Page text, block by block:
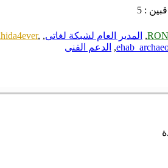
: 5
,المدير العام لشبكة لغاتى ,
ghida4ever ,
,الدعم الفنى